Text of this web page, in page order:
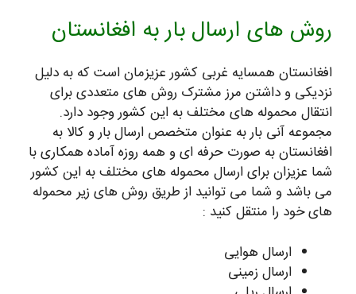
روش های ارسال بار به افغانستان
افغانستان همسایه غربی کشور عزیزمان است که به دلیل
نزدیکی و داشتن مرز مشترک روش های متعددی برای
انتقال محموله های مختلف به این کشور وجود دارد.
مجموعه آنی بار به عنوان متخصص ارسال بار و کالا به
افغانستان به صورت حرفه ای و همه روزه آماده همکاری با
شما عزیزان برای ارسال محموله های مختلف به این کشور
می باشد و شما می توانید از طریق روش های زیر محموله
های خود را منتقل کنید :
ارسال هوایی
ارسال زمینی